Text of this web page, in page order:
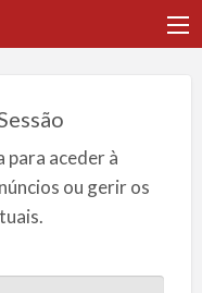
para aceder à
ou gerir os